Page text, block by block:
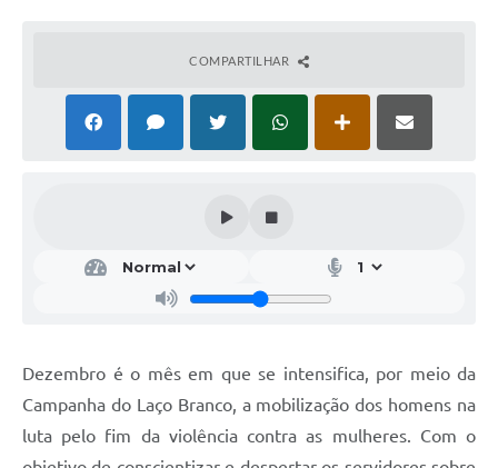
COMPARTILHAR
Dezembro é o mês em que se intensifica, por meio da
Campanha do Laço Branco, a mobilização dos homens na
luta pelo fim da violência contra as mulheres. Com o